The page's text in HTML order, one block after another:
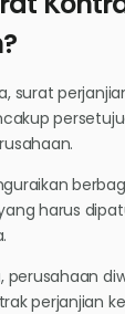
surat
harus
perusahaan
perjanjian